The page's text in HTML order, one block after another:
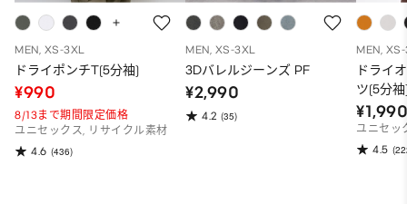
MEN, XS-3XL
ドライポンチT(5分袖)
¥990
8/13まで期間限定価格
ユニセックス, リサイクル素材
4.6 (436)
MEN, XS-3XL
3Dバレルジーンズ PF
¥2,990
4.2 (35)
MEN,
ドライ
ツ(5分
ユニセッ
4.5